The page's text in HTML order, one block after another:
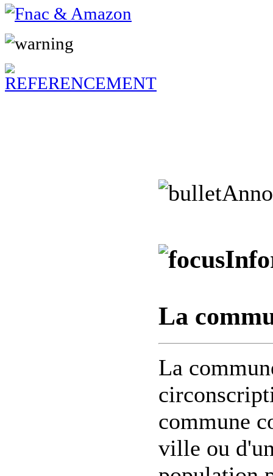
La
La
commune
ville ou